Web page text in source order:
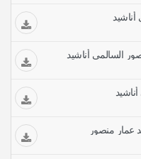
أناشيد
السالمي أناشيد
عمار منصور